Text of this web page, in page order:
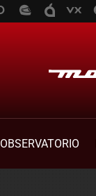
OBSERVATORIO